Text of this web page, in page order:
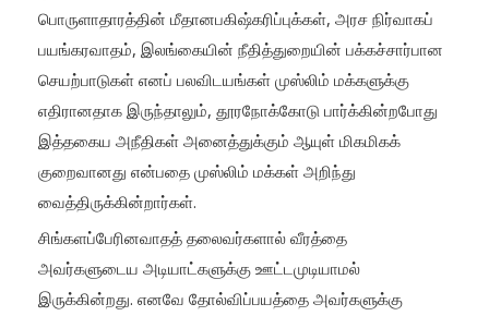
பொருளாதாரத்தின் மீதானபகிஷ்கரிப்புக்கள், அரச நிர்வாகப்
பயங்கரவாதம், இலங்கையின் நீதித்துறையின் பக்கச்சார்பான
செயற்பாடுகள் எனப் பலவிடயங்கள் முஸ்லிம் மக்களுக்கு
எதிரானதாக இருந்தாலும், தூரநோக்கோடு பார்க்கின்றபோது
இத்தகைய அநீதிகள் அனைத்துக்கும் ஆயுள் மிகமிகக்
குறைவானது என்பதை முஸ்லிம் மக்கள் அறிந்து
வைத்திருக்கின்றார்கள்.
சிங்களப்பேரினவாதத் தலைவர்களால் வீரத்தை
அவர்களுடைய அடியாட்களுக்கு ஊட்டமுடியாமல்
இருக்கின்றது. எனவே தோல்விப்பயத்தை அவர்களுக்கு